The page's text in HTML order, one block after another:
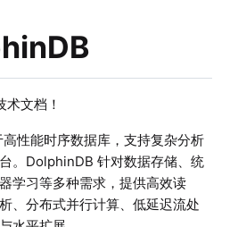
文档！
性能时序数据库，支持复杂分析
。DolphinDB 针对数据存储、统
学习等多种需求，提供高效读
、分布式并行计算、低延迟流处